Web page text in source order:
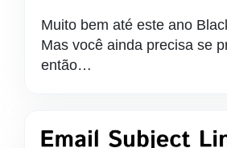
Muito bem até este ano
Mas você ainda precisa se
então…